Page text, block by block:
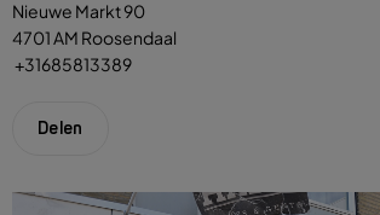
Zoeksuggesties
Wandelen
Winkeltijden en koopzondagen
Nieuwe Markt 90
4701 AM Roosendaal
+31685813389
Delen